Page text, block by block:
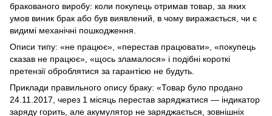
бракованого виробу: коли покупець отримав товар, за яких
умов виник брак або був виявлений, в чому виражається, чи є
видимі механічні пошкодження.
Описи типу: «не працює», «перестав працювати», «покупець
сказав не працює», «щось зламалося» і подібні короткі
претензії оброблятися за гарантією не будуть.
Приклади правильного опису браку: «Товар було продано
24.11.2017, через 1 місяць перестав заряджатися — індикатор
заряду горить, але акумулятор не заряджається, зовнішніх